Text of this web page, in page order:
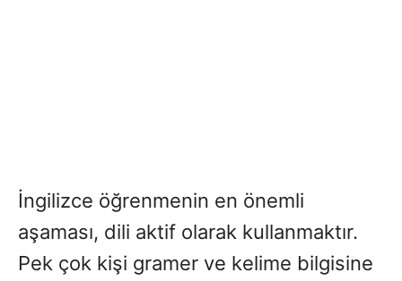
İngilizce öğrenmenin en önemli
aşaması, dili aktif olarak kullanmaktır.
Pek çok kişi gramer ve kelime bilgisine